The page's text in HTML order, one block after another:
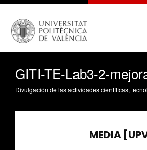
GITI-TE-Lab3-2-